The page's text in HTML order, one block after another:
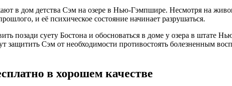
в дом детства Сэм на озере в Нью-Гэмпшире. Несмотря на
и её психическое состояние начинает разрушаться.
позади суету Бостона и обосноваться в доме у озера в
защитить Сэм от необходимости противостоять болезненным
в хорошем качестве